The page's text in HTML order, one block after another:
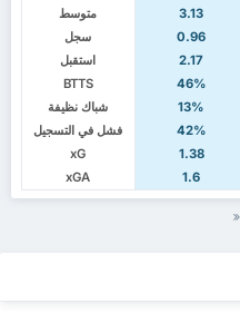
متوسط
3.13
سجل
0.96
استقبل
2.17
BTTS
46%
شباك نظيفة
13%
فشل في التسجيل
42%
xG
1.38
xGA
1.6